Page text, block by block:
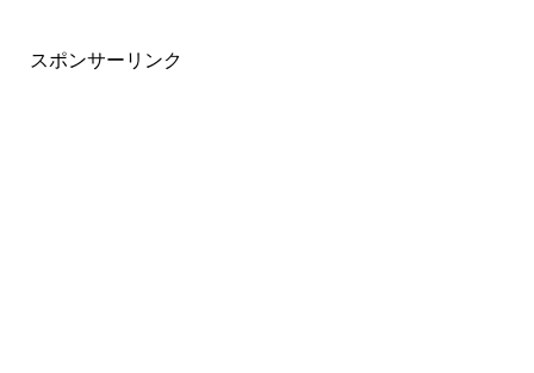
スポンサーリンク